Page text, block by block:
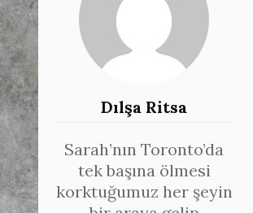
Dılşa Ritsa
Sarah’nın Toronto’da
tek başına ölmesi
korktuğumuz her şeyin